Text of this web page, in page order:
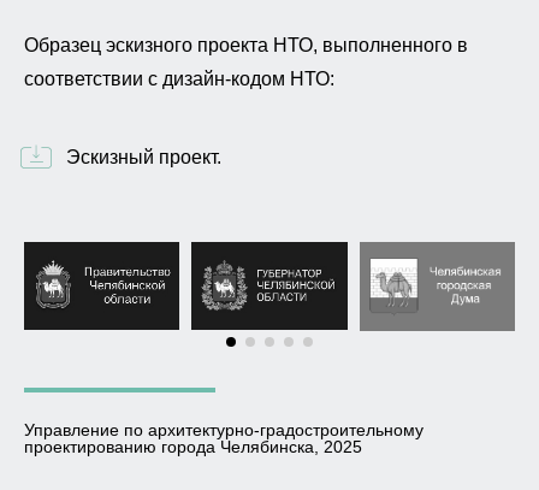
Образец эскизного проекта НТО, выполненного в
соответствии с дизайн-кодом НТО:
Эскизный проект.
Управление по архитектурно-градостроительному
проектированию города Челябинска, 2025